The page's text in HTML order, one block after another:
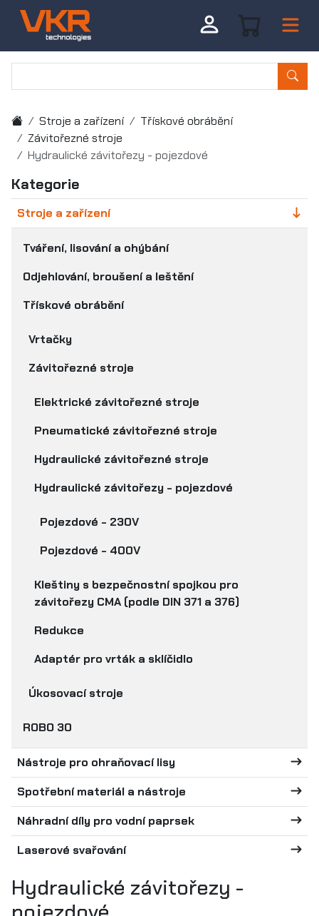
Stroje a zařízení
Třískové obrábění
Závitořezné stroje
Hydraulické závitořezy - pojezdové
Kategorie
Stroje a zařízení
Tváření, lisování a ohýbání
Odjehlování, broušení a leštění
Třískové obrábění
Vrtačky
Závitořezné stroje
Elektrické závitořezné stroje
Pneumatické závitořezné stroje
Hydraulické závitořezné stroje
Hydraulické závitořezy - pojezdové
Pojezdové - 230V
Pojezdové - 400V
Kleštiny s bezpečnostní spojkou pro
závitořezy CMA (podle DIN 371 a 376)
Redukce
Adaptér pro vrták a sklíčidlo
Úkosovací stroje
ROBO 30
Nástroje pro ohraňovací lisy
Spotřební materiál a nástroje
Náhradní díly pro vodní paprsek
Laserové svařování
Hydraulické závitořezy -